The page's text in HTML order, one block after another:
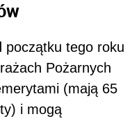
początku tego roku
Pożarnych
(mają 65
i mogą